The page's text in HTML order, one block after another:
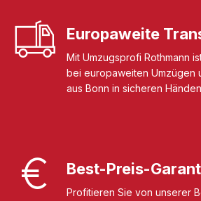
Europaweite
Mit Umzugsprofi Rothmann
bei europaweiten Umzügen
aus Bonn in sicheren
Best-Preis-
Profitieren Sie von unserer